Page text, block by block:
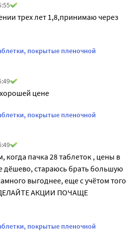
трех лет 1,8,принимаю через
покрытые пленочной
цене
покрытые пленочной
когда пачка 28 таблеток , цены в
дёшево, стараюсь брать большую
выгоднее, еще с учётом того
АКЦИИ ПОЧАЩЕ
покрытые пленочной